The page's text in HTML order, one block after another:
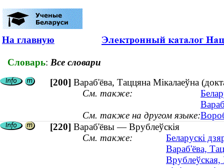
На главную
Словарь: Все словари
[200] Вараб'ёва, Таццяна Мікалаеўна
См. также:
См. также на другом языке:
[220] Вараб'ёвы — Врублеўскія
См. также:
Беларускі
Вараб'ёва,
Врублеўская,